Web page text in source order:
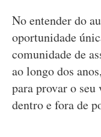
No entender do
oportunidade
comunidade de
ao longo dos
para provar o
dentro e fora de